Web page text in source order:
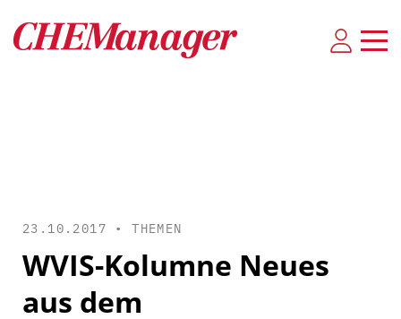
23.10.2017 •THEMEN
WVIS-Kolumne Neues
aus dem